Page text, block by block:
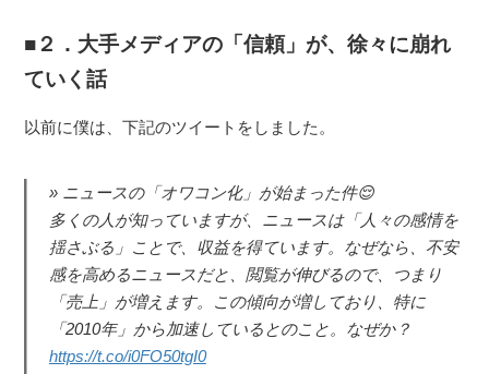
２．大手メディアの「信頼」が、徐々に崩れ
ていく話
以前に僕は、下記のツイートをしました。
ニュースの「オワコン化」が始まった件😌
多くの人が知っていますが、ニュースは「人々の感情を
揺さぶる」ことで、収益を得ています。なぜなら、不安
感を高めるニュースだと、閲覧が伸びるので、つまり
「売上」が増えます。この傾向が増しており、特に
「2010年」から加速しているとのこと。なぜか？
https://t.co/i0FO50tgI0